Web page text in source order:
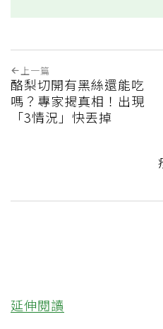
上一篇
酪梨切開有黑絲還能吃
嗎？專家揭真相！出現
「3情況」快丟掉
延伸閱讀